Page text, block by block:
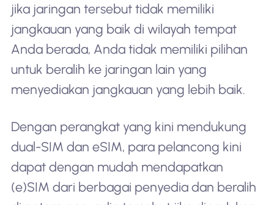
jika jaringan tersebut tidak memiliki
jangkauan yang baik di wilayah tempat
Anda berada, Anda tidak memiliki pilihan
untuk beralih ke jaringan lain yang
menyediakan jangkauan yang lebih baik.
Dengan perangkat yang kini mendukung
dual-SIM dan eSIM, para pelancong kini
dapat dengan mudah mendapatkan
(e)SIM dari berbagai penyedia dan beralih